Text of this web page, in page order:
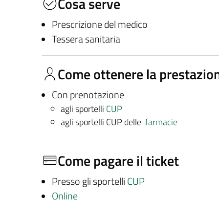
Prescrizione del medico
Tessera sanitaria
Come ottenere la
Con prenotazione
agli sportelli CUP
agli sportelli CUP delle farmacie
Come pagare il ticket
Presso gli sportelli CUP
Online